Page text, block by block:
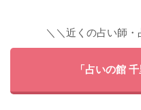
＼＼近くの占い師
「占いの館